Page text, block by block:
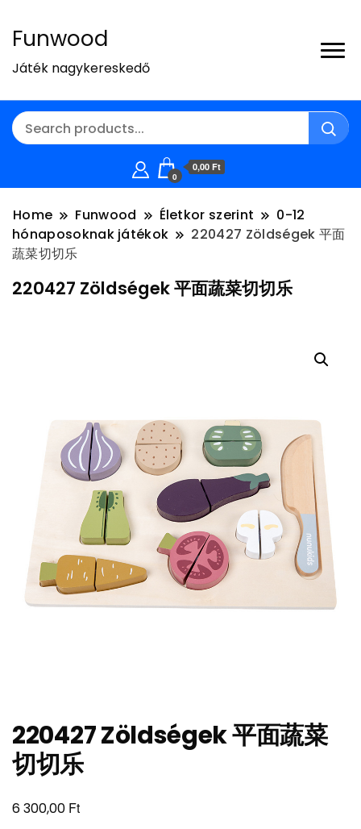
Funwood
Játék nagykereskedő
0
0,00 Ft
Home Funwood Életkor szerint
0-12
hónaposoknak játékok
220427 Zöldségek 平面
蔬菜切切乐
220427 Zöldségek 平面蔬菜切切乐
220427 Zöldségek 平面蔬菜
切切乐
6 300,00 Ft